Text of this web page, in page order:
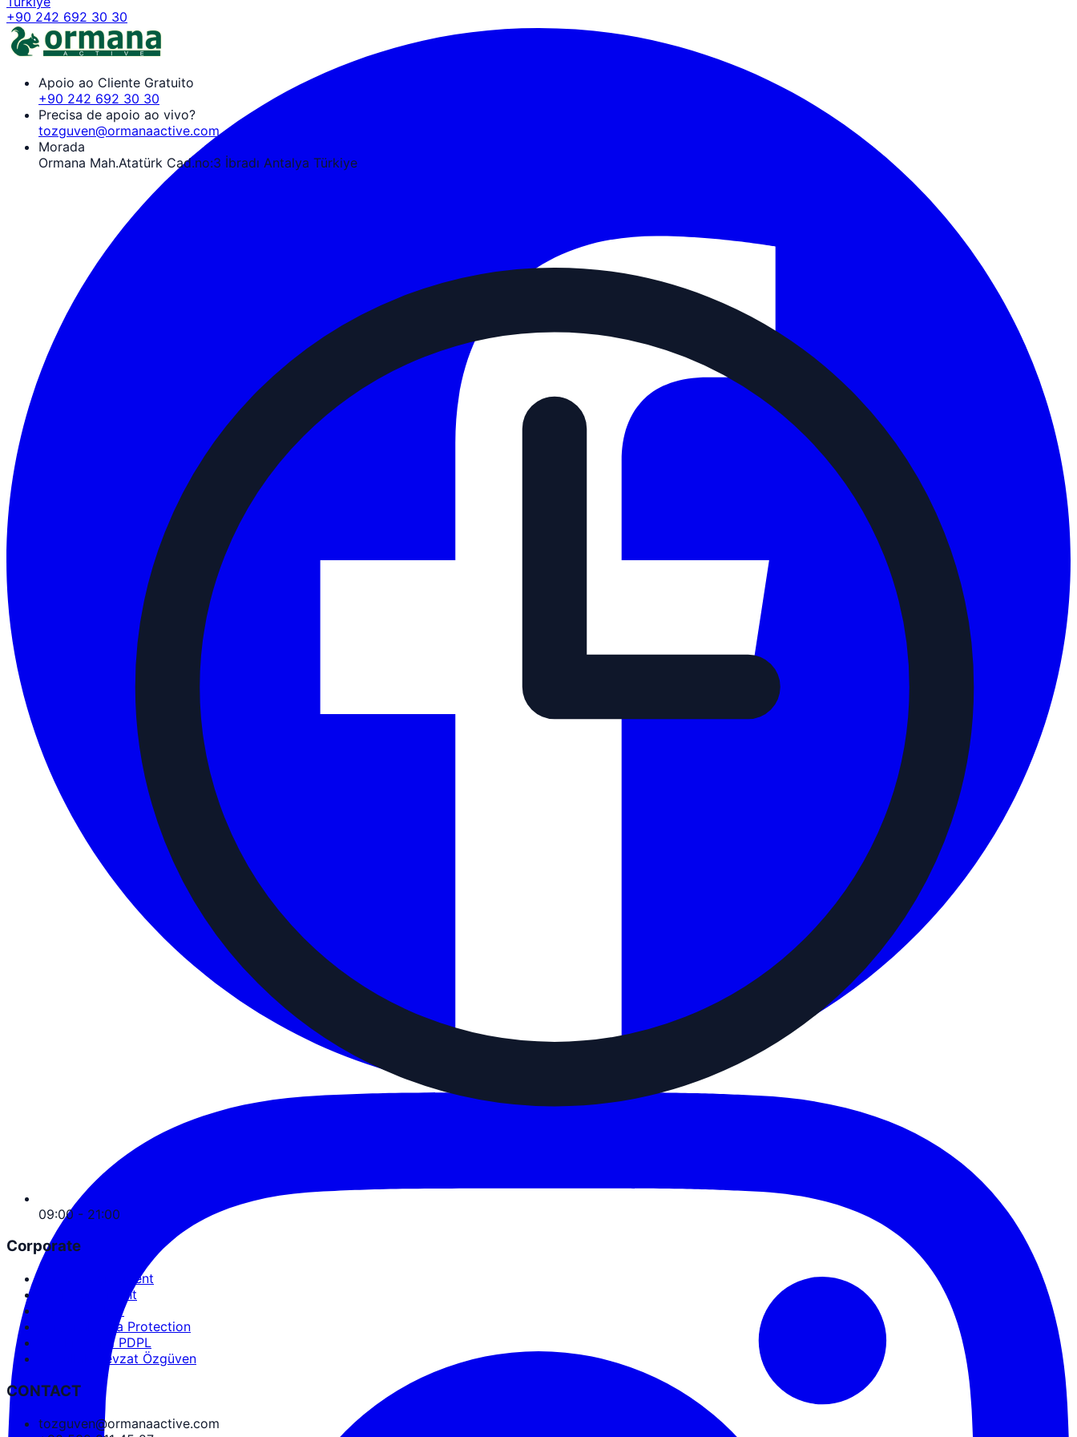
+90 242 692 30 30
Apoio ao Cliente Gratuito
+90 242 692 30 30
Precisa de apoio ao vivo?
tozguven@ormanaactive.com
Morada
Ormana Mah.Atatürk Cad.no:3 İbradı Antalya Türkiye
09:00 - 21:00
Corporate
Service Agreement
User Agreement
Privacy Policy
Personal Data Protection
Cookies and PDPL
Abdullah Nevzat Özgüven
CONTACT
tozguven@ormanaactive.com